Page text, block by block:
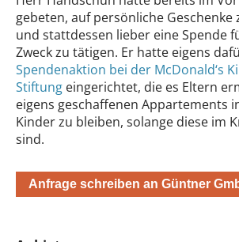
gebeten, auf persönliche Geschenke
und stattdessen lieber eine Spende
Zweck zu tätigen. Er hatte eigens
Spendenaktion bei der McDonald‘s
Stiftung eingerichtet, die es Eltern
eigens geschaffenen Appartements
Kinder zu bleiben, solange diese im
sind.
Anfrage schreiben an Güntner